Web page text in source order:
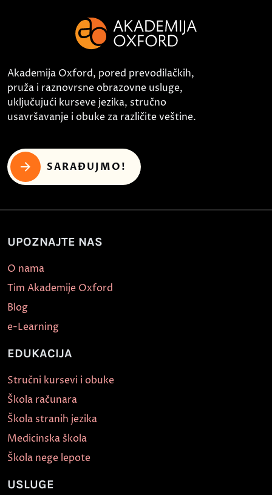
Akademija Oxford, pored prevodilačkih,
pruža i raznovrsne obrazovne usluge,
uključujući kurseve jezika, stručno
usavršavanje i obuke za različite veštine.
SARAĐUJMO!
UPOZNAJTE NAS
O nama
Tim Akademije Oxford
Blog
e-Learning
EDUKACIJA
Stručni kursevi i obuke
Škola računara
Škola stranih jezika
Medicinska škola
Škola nege lepote
USLUGE